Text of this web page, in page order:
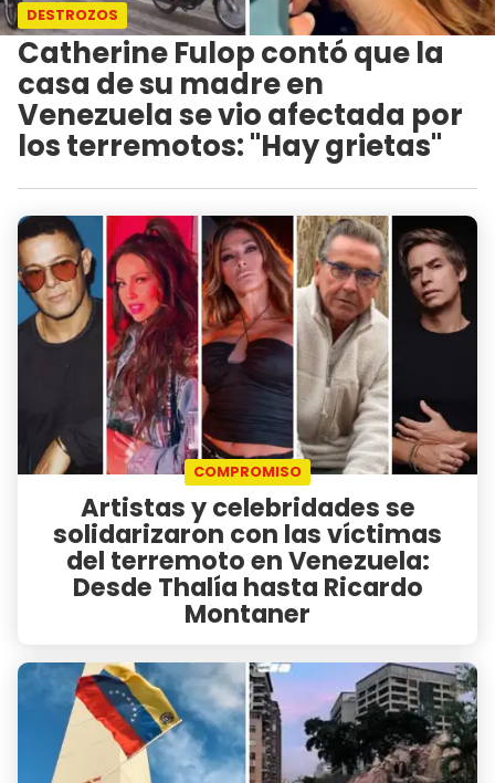
DESTROZOS
Catherine Fulop contó que la
casa de su madre en
Venezuela se vio afectada por
los terremotos: "Hay grietas"
COMPROMISO
Artistas y celebridades se
solidarizaron con las víctimas
del terremoto en Venezuela:
Desde Thalía hasta Ricardo
Montaner